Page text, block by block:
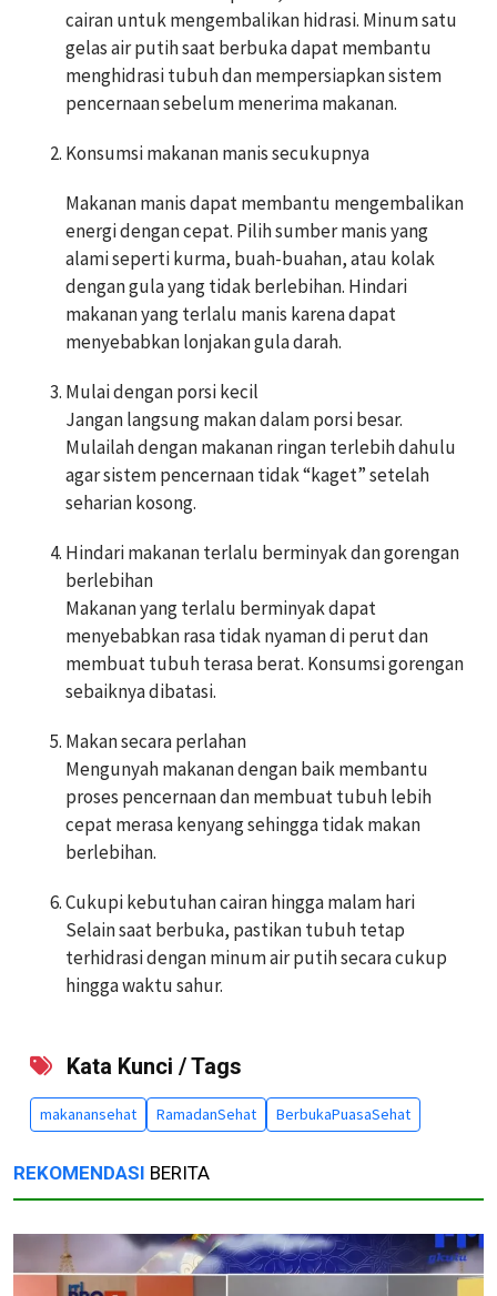
cairan untuk mengembalikan hidrasi. Minum satu
gelas air putih saat berbuka dapat membantu
menghidrasi tubuh dan mempersiapkan sistem
pencernaan sebelum menerima makanan.
Konsumsi makanan manis secukupnya
Makanan manis dapat membantu mengembalikan
energi dengan cepat. Pilih sumber manis yang
alami seperti kurma, buah-buahan, atau kolak
dengan gula yang tidak berlebihan. Hindari
makanan yang terlalu manis karena dapat
menyebabkan lonjakan gula darah.
Mulai dengan porsi kecil
Jangan langsung makan dalam porsi besar.
Mulailah dengan makanan ringan terlebih dahulu
agar sistem pencernaan tidak “kaget” setelah
seharian kosong.
Hindari makanan terlalu berminyak dan gorengan
berlebihan
Makanan yang terlalu berminyak dapat
menyebabkan rasa tidak nyaman di perut dan
membuat tubuh terasa berat. Konsumsi gorengan
sebaiknya dibatasi.
Makan secara perlahan
Mengunyah makanan dengan baik membantu
proses pencernaan dan membuat tubuh lebih
cepat merasa kenyang sehingga tidak makan
berlebihan.
Cukupi kebutuhan cairan hingga malam hari
Selain saat berbuka, pastikan tubuh tetap
terhidrasi dengan minum air putih secara cukup
hingga waktu sahur.
Kata Kunci / Tags
makanansehat RamadanSehat BerbukaPuasaSehat
REKOMENDASI BERITA